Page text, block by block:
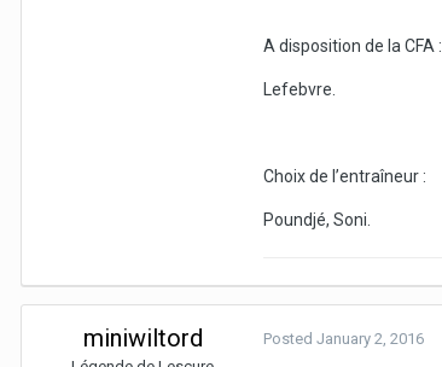
A disposition de la CFA :
Lefebvre.
Choix de l’entraîneur :
Poundjé, Soni.
miniwiltord Posted January 2, 2016